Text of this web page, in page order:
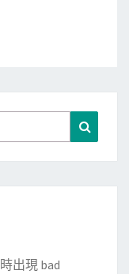
出現 bad